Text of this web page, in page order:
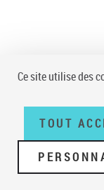
Ce site utilise des
TOUT